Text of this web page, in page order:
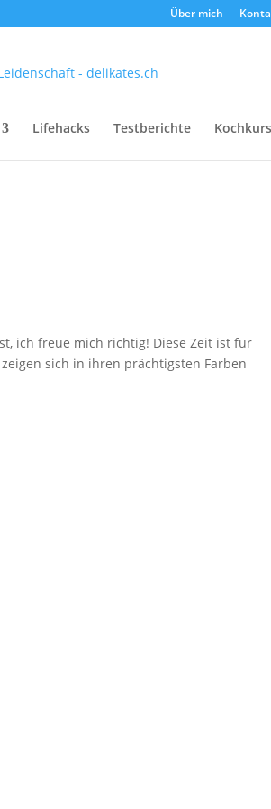
Über mich
Lifehacks Testberichte Kochkurs
ich freue mich richtig! Diese Zeit ist für
sich in ihren prächtigsten Farben